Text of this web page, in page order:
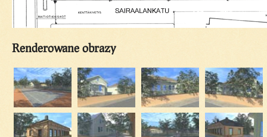
Renderowane obrazy